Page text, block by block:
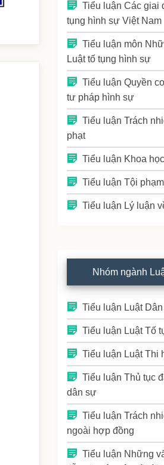
Tiểu luận Các giai
tụng hình sự Việt Nam
Tiểu luận môn
Luật tố tụng hình sự
Tiểu luận Quyền
tư pháp hình sự
Tiểu luận Trách
phạt
Tiểu luận Khoa
Tiểu luận Tội
Tiểu luận Lý luận
Nhóm ngành
Tiểu luận Luật
Tiểu luận Luật Tố
Tiểu luận Luật Thi
Tiểu luận Thủ tục
dân sự
Tiểu luận Trách
ngoài hợp đồng
Tiểu luận Những